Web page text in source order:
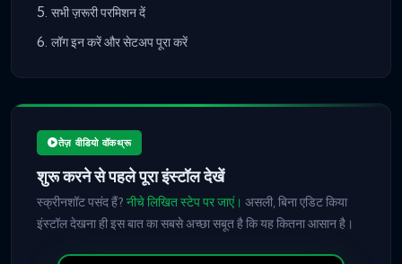
सभी ज़रूरी परमिशन दें
लॉग इन करें और सेटअप पूरा करें
तेज़ वीडियो वॉकथ्रू
शुरू करने से पहले पूरा इंस्टॉल देखें
स्क्रीनशॉट पसंद हैं? नीचे लिखित स्टेप पर जाएं। असली, बिना एडिट किया
इंस्टॉल देखना ही इस बात का सबसे अच्छा सबूत है कि यह कितना आसान है।